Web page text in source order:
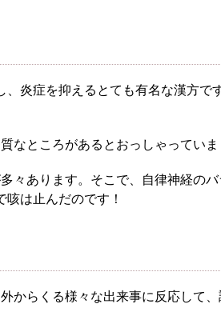
皆様
お問い合わ
炎症を抑えるとても有名な漢方
なところがあるとおっしゃっていま
々あります。そこで、自律神経の
は止んだのです！
からくる様々な出来事に反応して、